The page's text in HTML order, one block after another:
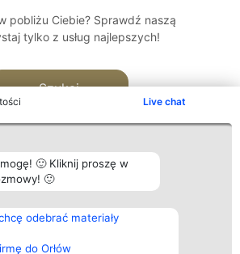
Live chat
🙂 Kliknij proszę w
🙂
odebrać materiały
do Orłów
pobliżu Ciebie? Sprawdź naszą
tylko z usług najlepszych!
Szukaj
Plebiscyt
Laureaci
wszystkich
Kontakt
Kontakt